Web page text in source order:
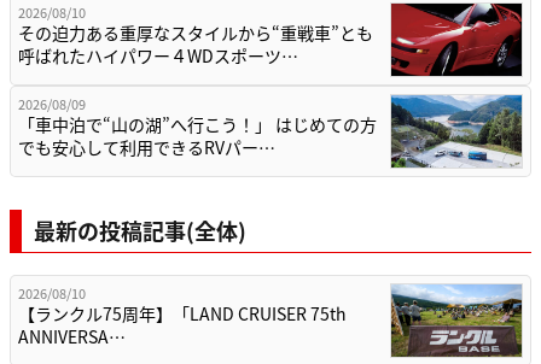
2026/08/10
その迫力ある重厚なスタイルから“重戦車”とも
呼ばれたハイパワー４WDスポーツ…
2026/08/09
「車中泊で“山の湖”へ行こう！」 はじめての方
でも安心して利用できるRVパー…
最新の投稿記事(全体)
2026/08/10
【ランクル75周年】「LAND CRUISER 75th
ANNIVERSA…